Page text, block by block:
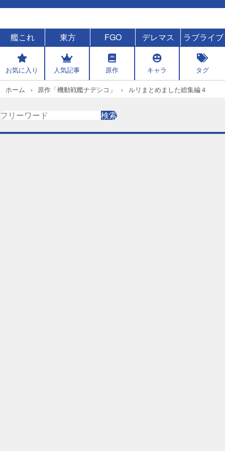
艦これ 東方 FGO デレマス ラブライブ
お気に入り 人気記事 原作 キャラ タグ
ホーム 原作「機動戦艦ナデシコ」 ルリまとめました総集編４
検
索
検索